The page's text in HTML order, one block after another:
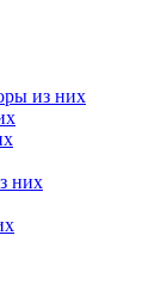
из них
них